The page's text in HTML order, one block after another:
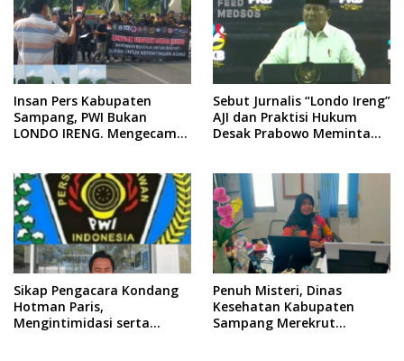
Insan Pers Kabupaten
Sampang, PWI Bukan
LONDO IRENG. Mengecam
Republik Indonesia
Sebut Jurnalis “Londo Ireng”
AJI dan Praktisi Hukum
Desak Prabowo Meminta
Sikap Pengacara Kondang
Hotman Paris,
Mengintimidasi serta
Penuh Misteri, Dinas
Kesehatan Kabupaten
Sampang Merekrut